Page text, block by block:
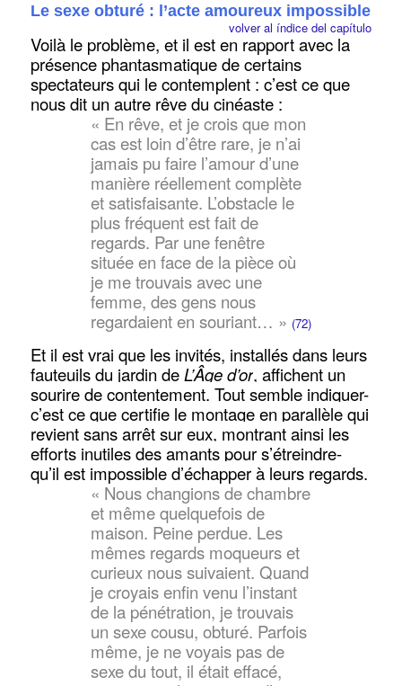
Le sexe obturé : l’acte amoureux impossible
volver al índice del capítulo
Voilà le problème, et il est en rapport avec la
présence phantasmatique de certains
spectateurs qui le contemplent : c’est ce que
nous dit un autre rêve du cinéaste :
« En rêve, et je crois que mon
cas est loin d’être rare, je n’ai
jamais pu faire l’amour d’une
manière réellement complète
et satisfaisante. L’obstacle le
plus fréquent est fait de
regards. Par une fenêtre
située en face de la pièce où
je me trouvais avec une
femme, des gens nous
regardaient en souriant… » (72)
Et il est vrai que les invités, installés dans leurs
fauteuils du jardin deL’Âge d’or, affichent un
sourire de contentement. Tout semble indiquer-
c’est ce que certifie le montage en parallèle qui
revient sans arrêt sur eux, montrant ainsi les
efforts inutiles des amants pour s’étreindre-
qu’il est impossible d’échapper à leurs regards.
« Nous changions de chambre
et même quelquefois de
maison. Peine perdue. Les
mêmes regards moqueurs et
curieux nous suivaient. Quand
je croyais enfin venu l’instant
de la pénétration, je trouvais
un sexe cousu, obturé. Parfois
même, je ne voyais pas de
sexe du tout, il était effacé,